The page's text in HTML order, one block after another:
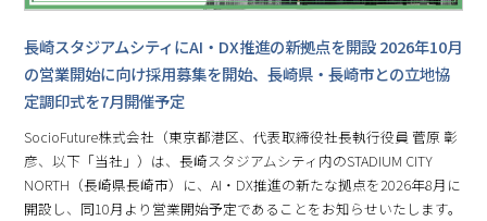
長崎スタジアムシティにAI・DX推進の新拠点を開設 2026年10月
の営業開始に向け採用募集を開始、長崎県・長崎市との立地協
定調印式を7月開催予定
SocioFuture株式会社（東京都港区、代表取締役社長執行役員 菅原 彰
彦、以下「当社」）は、長崎スタジアムシティ内のSTADIUM CITY
NORTH（長崎県長崎市）に、AI・DX推進の新たな拠点を2026年8月に
開設し、同10月より営業開始予定であることをお知らせいたします。